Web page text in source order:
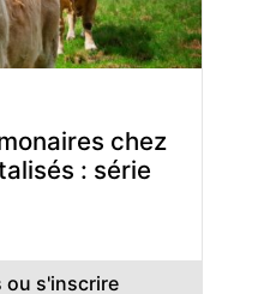
chez
: série
ou s'inscrire